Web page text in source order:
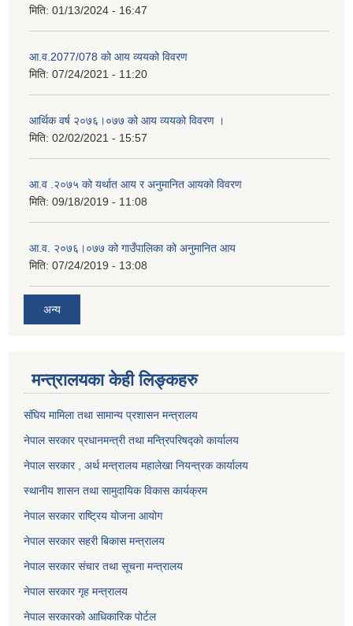
मिति: 01/13/2024 - 16:47
आ.व.2077/078 को आय व्ययको विवरण
मिति: 07/24/2021 - 11:20
आर्थिक वर्ष २०७६।०७७ को आय व्ययको विवरण ।
मिति: 02/02/2021 - 15:57
आ.व .२०७५ को यर्थात आय र अनुमानित आयको विवरण
मिति: 09/18/2019 - 11:08
आ.व. २०७६।०७७ को गाउँपालिका को अनुमानित आय
मिति: 07/24/2019 - 13:08
अन्य
मन्त्रालयका केही लिङ्कहरु
संघिय मामिला तथा सामान्य प्रशासन मन्त्रालय
नेपाल सरकार प्रधानमन्त्री तथा मन्त्रिपरिषद्को कार्यालय
नेपाल सरकार , अर्थ मन्त्रालय महालेखा नियन्त्रक कार्यालय
स्थानीय शासन तथा सामुदायिक विकास कार्यक्रम
नेपाल सरकार राष्ट्रिय योजना आयोग
नेपाल सरकार सहरी बिकास मन्त्रालय
नेपाल सरकार संचार तथा सूचना मन्त्रालय
नेपाल सरकार गृह मन्त्रालय
नेपाल सरकारको आधिकारिक पोर्टल